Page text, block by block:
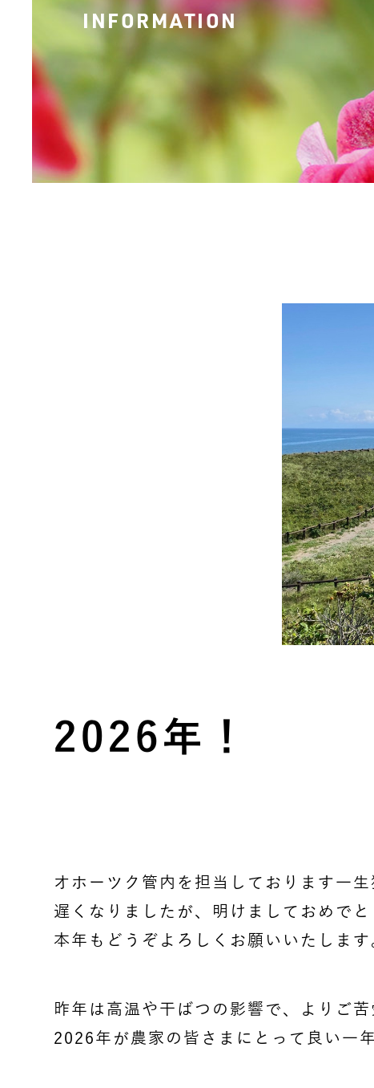
INFORMATION
2026年！
オホーツク管内を担当しております一生
遅くなりましたが、明けましておめでと
本年もどうぞよろしくお願いいたします
昨年は高温や干ばつの影響で、よりご
2026年が農家の皆さまにとって良い一